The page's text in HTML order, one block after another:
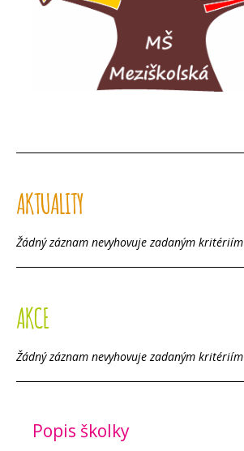
AKTUALITY
Žádný záznam nevyhovuje zadaným kritériím
AKCE
Žádný záznam nevyhovuje zadaným kritériím
Popis školky